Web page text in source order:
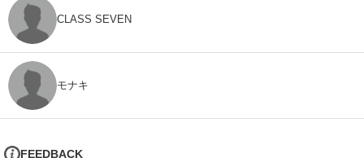
CLASS SEVEN
モナキ
FEEDBACK